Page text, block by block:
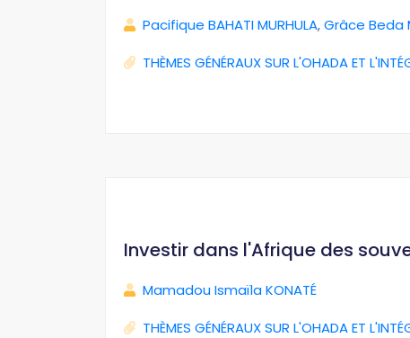
Pacifique BAHATI MURHULA,Grâce Beda
THÈMES GÉNÉRAUX SUR L'OHADA ET
Investir dans l'Afrique des
Mamadou Ismaïla KONATÉ
THÈMES GÉNÉRAUX SUR L'OHADA ET